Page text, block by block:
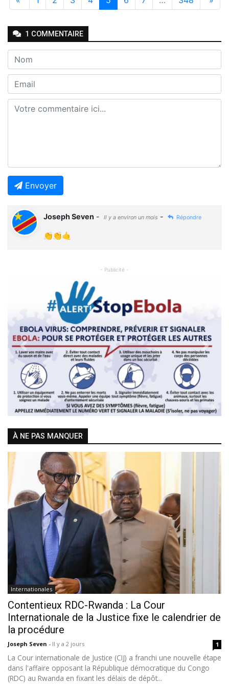
1 COMMENTAIRE
Envoyer
Joseph Seven - Il y a environ un mois - Répondre
👏👏🤙
- Publicité -
Previous Next
À NE PAS MANQUER
Internationales
Contentieux RDC-Rwanda : La Cour
Internationale de la Justice fixe le calendrier de
la procédure
Joseph Seven - Il y a 2 jours 1
La Cour internationale de Justice (CIJ) a franchi une nouvelle étape
dans l'affaire opposant la République démocratique du Congo
(RDC) au Rwanda en fixant les délais de dépôt...